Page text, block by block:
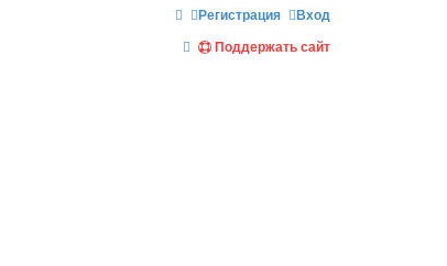
Вход
Регистрация
Поддержать сайт
П